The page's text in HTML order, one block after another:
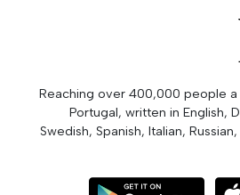
Reaching over 400,000 people
Portugal, written in English,
Swedish, Spanish, Italian,